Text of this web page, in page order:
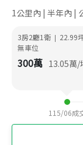
1公里內 | 半年內 |
3房2廳1衛 | 22.99
無車位
300萬 13.05萬/
115/06成